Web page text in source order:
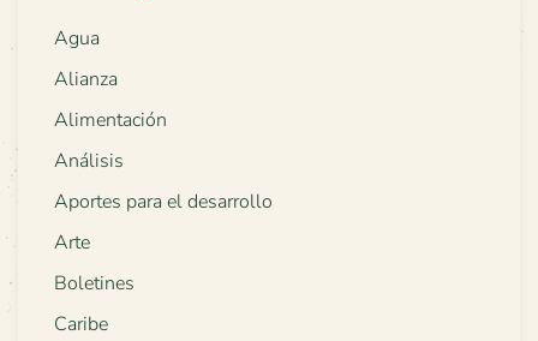
Agua
Alianza
Alimentación
Análisis
Aportes para el desarrollo
Arte
Boletines
Caribe